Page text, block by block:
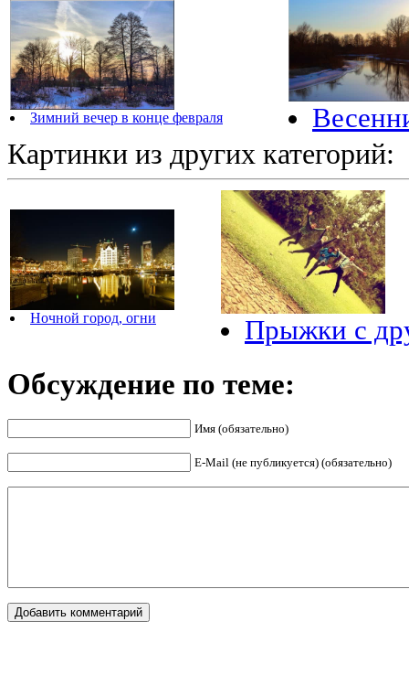
Зимний вечер в конце февраля
Картинки из других категорий:
Ночной город, огни Прыжки с
Обсуждение по теме:
Имя (обязательно)
E-Mail (не публикуется) (обязательно)